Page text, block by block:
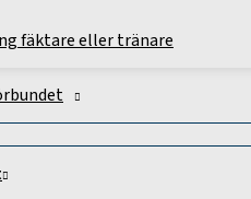
fäktare eller tränare